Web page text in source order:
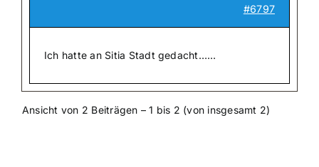
#6797
Ich hatte an Sitia Stadt gedacht……
Ansicht von 2 Beiträgen – 1 bis 2 (von insgesamt 2)